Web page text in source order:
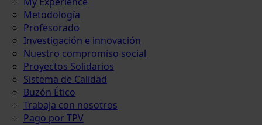
Metodología
Profesorado
Investigación e innovación
Nuestro compromiso social
Proyectos Solidarios
Sistema de Calidad
Buzón Ético
Trabaja con nosotros
Pago por TPV